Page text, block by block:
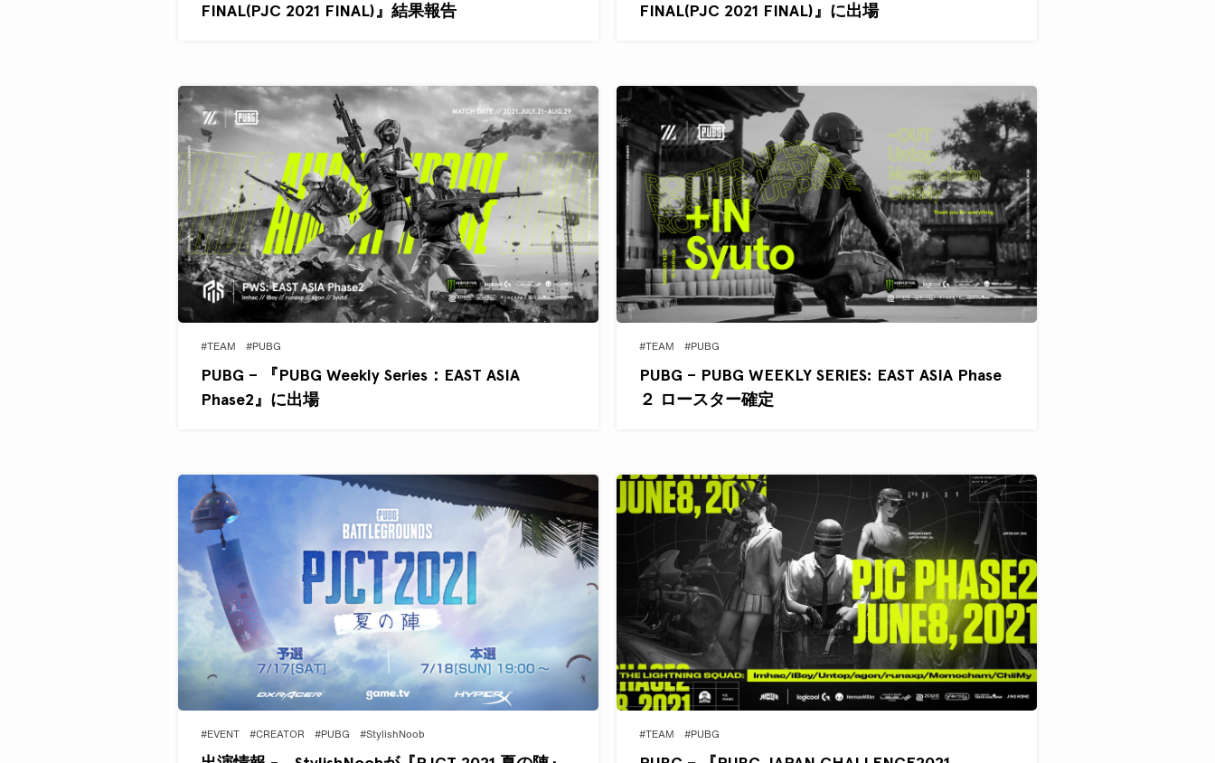
FINAL(PJC 2021 FINAL)』結果報告
FINAL(PJC 2021 FINAL)』に出場
#TEAM #PUBG
PUBG – 『PUBG Weekly Series：EAST ASIA
Phase2』に出場
#TEAM #PUBG
PUBG – PUBG WEEKLY SERIES: EAST ASIA Phase
２ ロースター確定
#EVENT #CREATOR #PUBG #StylishNoob #TEAM #PUBG